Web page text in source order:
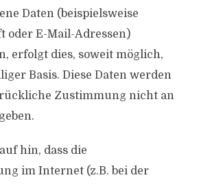
Daten (beispielsweise
oder E-Mail-Adressen)
erfolgt dies, soweit möglich,
Basis. Diese Daten werden
Zustimmung nicht an
hin, dass die
im Internet (z.B. bei der